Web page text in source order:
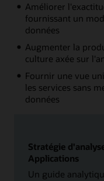
Améliorer
fournissant un
données
Augmenter la
culture axée sur
Fournir une vue
les services sans
données
Stratégie
Applications
Un guide